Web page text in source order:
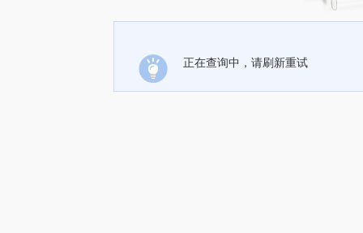
正在查询中，请刷新重试